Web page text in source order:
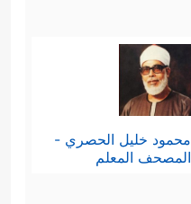
محمود خليل الحصري -
المصحف المعلم